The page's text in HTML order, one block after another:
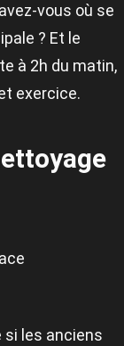
vous où se
? Et le
à 2h du matin,
exercice.
si les anciens